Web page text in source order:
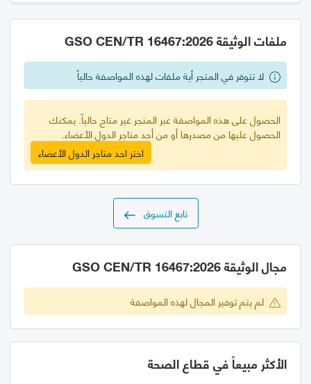
ملفات الوثيقة GSO CEN/TR 16467:2026
لا تتوفر في المتجر أية ملفات لهذه المواصفة حالياً
الحصول على هذه المواصفة عبر المتجر غير متاح حالياً. يمكنك
الحصول عليها من مصدرها أو من أحد متاجر الدول الأعضاء.
اختر احد متاجر الدول الأعضاء
تابع التسوق
مجال الوثيقة GSO CEN/TR 16467:2026
لم يتم توفير المجال لهذه المواصفة
الأكثر مبيعاً في قطاع الصحة